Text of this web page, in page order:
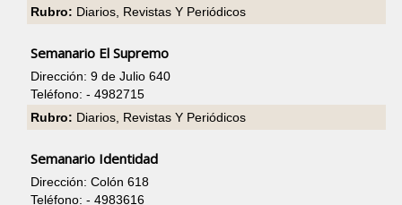
Rubro: Diarios, Revistas Y Periódicos
Semanario El Supremo
Dirección: 9 de Julio 640
Teléfono: - 4982715
Rubro: Diarios, Revistas Y Periódicos
Semanario Identidad
Dirección: Colón 618
Teléfono: - 4983616